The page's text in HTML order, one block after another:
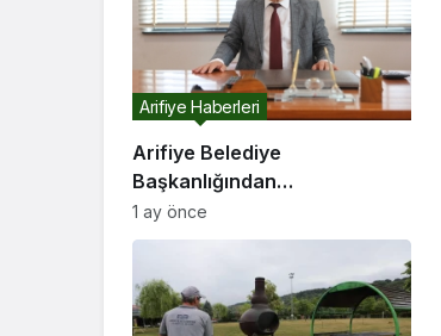
Arifiye Belediye
Başkanlığından…
Arifiye Haberleri
1 ay önce